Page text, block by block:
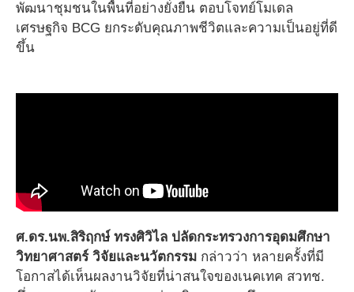
พัฒนาชุมชนในพื้นที่อย่างยั่งยืน ตอบโจทย์โมเดล
เศรษฐกิจ BCG ยกระดับคุณภาพชีวิตและความเป็นอยู่ที่ดี
ขึ้น
ศ.ดร.นพ.สิริฤกษ์ ทรงศิวิไล ปลัดกระทรวงการอุดมศึกษา
วิทยาศาสตร์ วิจัยและนวัตกรรม กล่าวว่า หลายครั้งที่มี
โอกาสได้เห็นผลงานวิจัยที่น่าสนใจของเนคเทค สวทช.